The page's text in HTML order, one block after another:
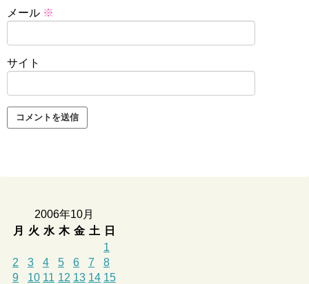
メール ※
サイト
2006年10月
月
火 水 木 金 土
日
1
2
3 4 5 6 7
8
9
10 11 12 13 14 15